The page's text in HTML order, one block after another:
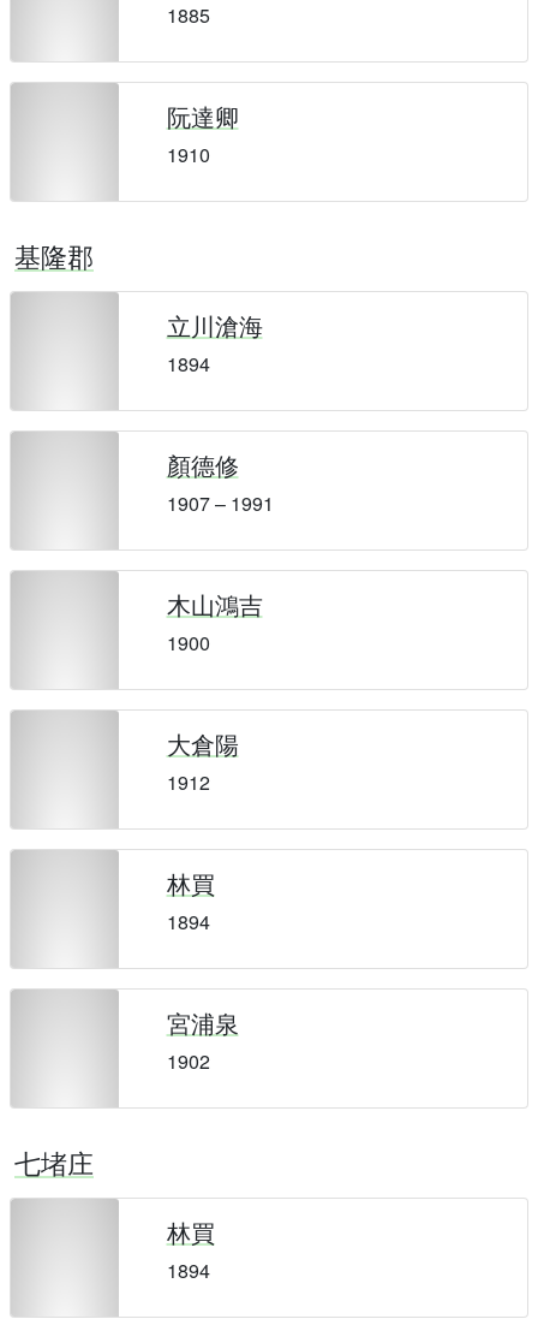
1885
阮達卿
1910
基隆郡
立川滄海
1894
顏德修
1907 – 1991
木山鴻吉
1900
大倉陽
1912
林買
1894
宮浦泉
1902
七堵庄
林買
1894